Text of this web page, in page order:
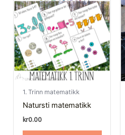
1. Trinn matematikk
Natursti matematikk
kr0.00